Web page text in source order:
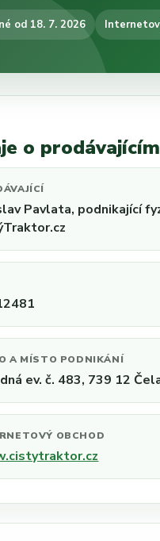
od 18. 7. 2026
o prodávajícím
Pavlata, podnikající
A MÍSTO PODNIKÁNÍ
ev. č. 483, 739 12
OBCHOD